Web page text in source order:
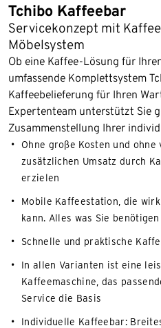
Tchibo Kaffeebar
Servicekonzept mit
Möbelsystem
Ob eine Kaffee-Lösung für
umfassende Komplettsystem
Kaffeebelieferung für Ihren
Expertenteam unterstützt Sie
Zusammenstellung Ihrer
Ohne große Kosten und ohne
zusätzlichen Umsatz durch
erzielen
Mobile Kaffeestation, die
kann. Alles was Sie
Schnelle und praktische
In allen Varianten ist eine
Kaffeemaschine, das
Service die Basis
Individuelle Kaffeebar: